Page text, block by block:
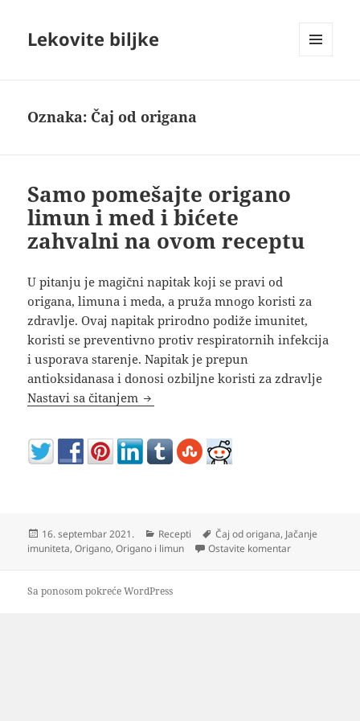
Lekovite biljke
Oznaka: Čaj od origana
Samo pomešajte origano
limun i med i bićete
zahvalni na ovom receptu
U pitanju je magični napitak koji se pravi od
origana, limuna i meda, a pruža mnogo koristi za
zdravlje. Ovaj napitak prirodno podiže imunitet,
koristi se preventivno protiv respiratornih infekcija
i usporava starenje. Napitak je prepun
antioksidanasa i donosi ozbiljne koristi za zdravlje
Nastavi sa čitanjem Samo pomešajte origano limun i
Objavljeno
16. septembar 2021. Kategorije
Recepti Oznake
Čaj od origana, Jačanje
imuniteta,Origano,Origano i limun Ostavite komentarna Samo
Sa ponosom pokreće WordPress